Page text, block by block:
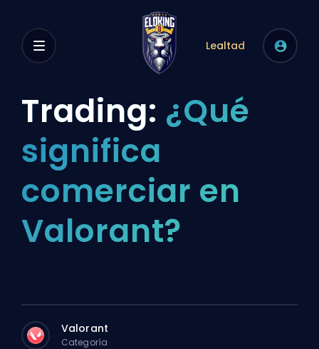
Lealtad
Trading: ¿Qué
significa
comerciar en
Valorant?
Valorant
Categoría